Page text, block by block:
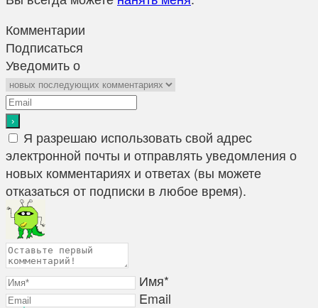
Комментарии
Подписаться
Уведомить о
Я разрешаю использовать свой адрес
электронной почты и отправлять уведомления о
новых комментариях и ответах (вы можете
отказаться от подписки в любое время).
Имя*
Email